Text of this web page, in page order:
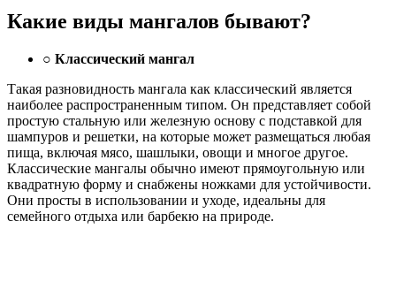
Какие виды мангалов бывают?
○ Классический мангал
Такая разновидность мангала как классический является
наиболее распространенным типом. Он представляет собой
простую стальную или железную основу с подставкой для
шампуров и решетки, на которые может размещаться любая
пища, включая мясо, шашлыки, овощи и многое другое.
Классические мангалы обычно имеют прямоугольную или
квадратную форму и снабжены ножками для устойчивости.
Они просты в использовании и уходе, идеальны для
семейного отдыха или барбекю на природе.